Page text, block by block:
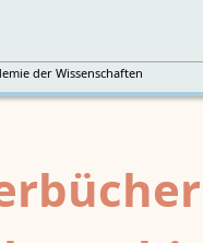
der Wissenschaften